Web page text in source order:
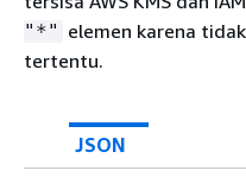
"*" elemen karena
tertentu.
JSON